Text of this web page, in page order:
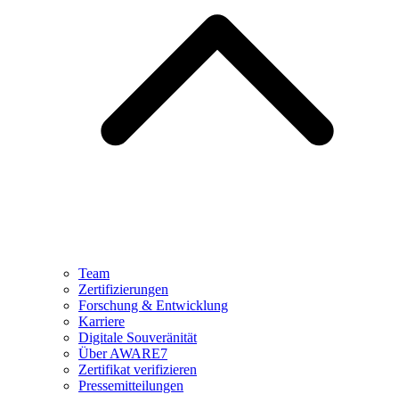
Team
Zertifizierungen
Forschung & Entwicklung
Karriere
Digitale Souveränität
Über AWARE7
Zertifikat verifizieren
Pressemitteilungen